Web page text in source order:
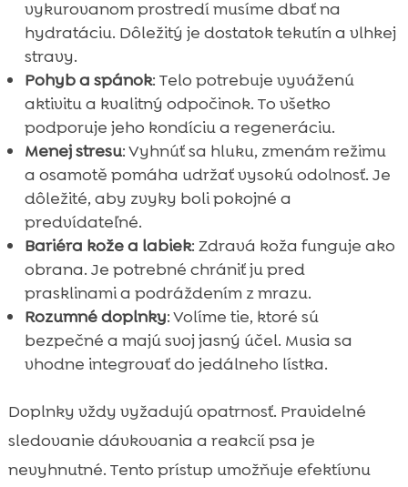
vykurovanom prostredí musíme dbať na
hydratáciu. Dôležitý je dostatok tekutín a vlhkej
stravy.
Pohyb a spánok: Telo potrebuje vyváženú
aktivitu a kvalitný odpočinok. To všetko
podporuje jeho kondíciu a regeneráciu.
Menej stresu: Vyhnúť sa hluku, zmenám režimu
a osamotě pomáha udržať vysokú odolnosť. Je
dôležité, aby zvyky boli pokojné a
predvídateľné.
Bariéra kože a labiek: Zdravá koža funguje ako
obrana. Je potrebné chrániť ju pred
prasklinami a podráždením z mrazu.
Rozumné doplnky: Volíme tie, ktoré sú
bezpečné a majú svoj jasný účel. Musia sa
vhodne integrovať do jedálneho lístka.
Doplnky vždy vyžadujú opatrnosť. Pravidelné
sledovanie dávkovania a reakcií psa je
nevyhnutné. Tento prístup umožňuje efektívnu